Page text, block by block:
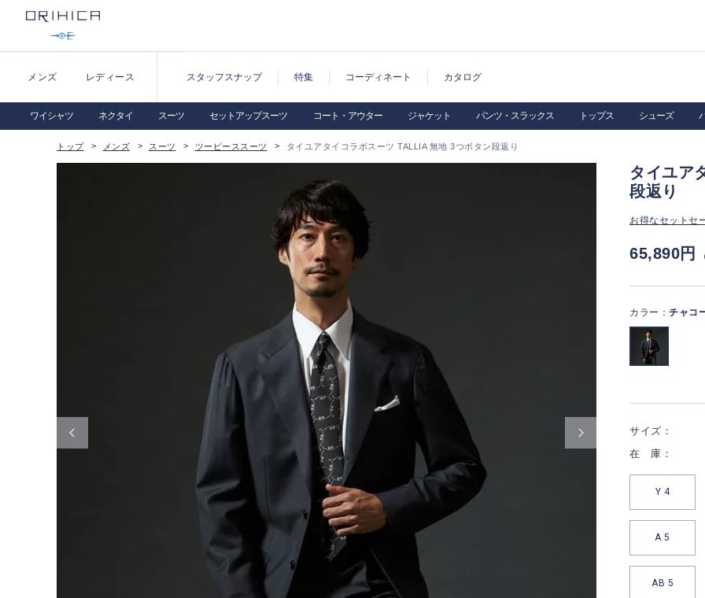
メンズ レディース スタッフスナップ 特集 コーディネート カタログ
ワイシャツ ネクタイ スーツ セットアップスーツ コート・アウター ジャケット パンツ・スラックス トップス シューズ
トップ メンズ スーツ ツーピーススーツ タイユアタイコラボスーツ TALLIA 無地 3つボタン段返り
タイユア
段返り
お得なセットセ
65,890円
カラー： チャコ
サイズ：
在 庫：
Y 4
A 5
AB 5